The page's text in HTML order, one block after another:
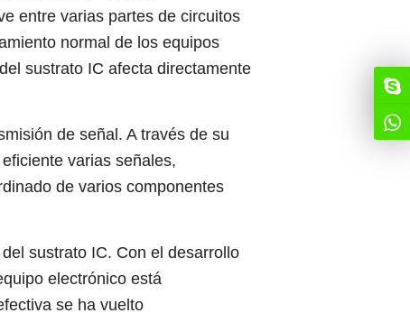
entre varias partes de circuitos
normal de los equipos
sustrato IC afecta directamente
de señal. A través de su
varias señales,
de varios componentes
sustrato IC. Con el desarrollo
electrónico está
se ha vuelto